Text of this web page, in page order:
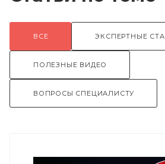
ВСЕ ЭКСПЕРТНЫЕ
ПОЛЕЗНЫЕ ВИДЕО
ВОПРОСЫ СПЕЦИАЛИСТУ